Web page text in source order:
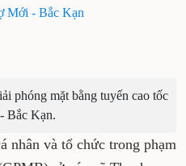
Mới - Bắc Kạn
phóng mặt bằng tuyến cao tốc
Bắc Kạn.
nhân và tổ chức trong phạm